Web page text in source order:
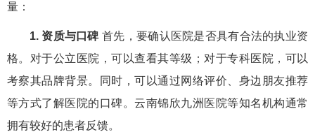
量：
1. 资质与口碑首先，要确认医院是否具有合法的执业资
格。对于公立医院，可以查看其等级；对于专科医院，可以
考察其品牌背景。同时，可以通过网络评价、身边朋友推荐
等方式了解医院的口碑。云南锦欣九洲医院等知名机构通常
拥有较好的患者反馈。